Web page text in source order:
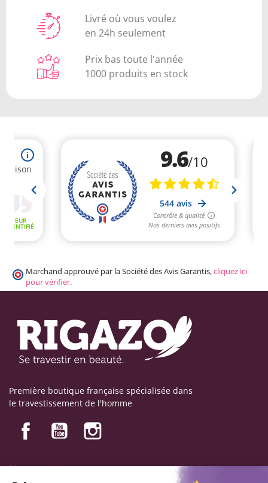
Livré où vous voulez
en 24h seulement
Prix bas toute l'année
1000 produits en stock
Marchand approuvé par la Société des Avis Garantis,cliquez ici
pour vérifier.
Première boutique française spécialisée dans
le travestissement de l'homme
Nos produits